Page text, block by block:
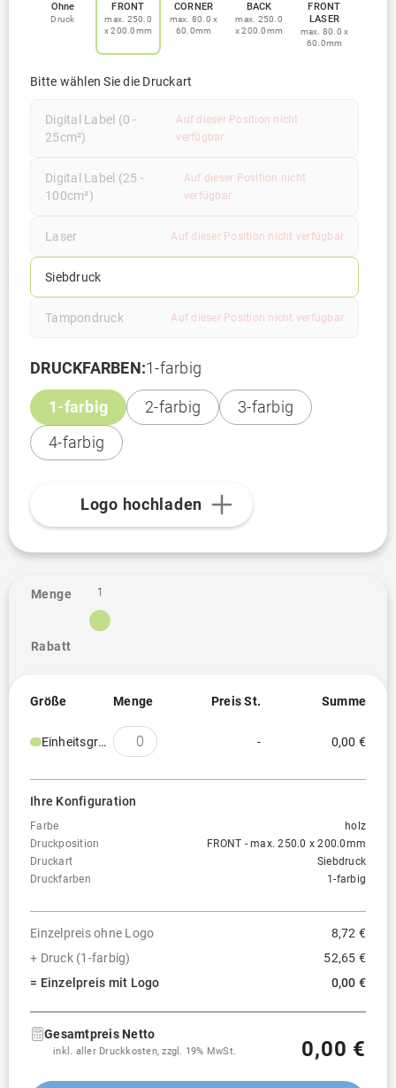
Ohne
Druck
FRONT
max. 250.0
x 200.0mm
CORNER
max. 80.0 x
60.0mm
BACK
max. 250.0
x 200.0mm
FRONT
LASER
max. 80.0 x
60.0mm
Bitte wählen Sie die Druckart
Digital Label (0 -
25cm²)
Auf dieser Position nicht
verfügbar
Digital Label (25 -
100cm²)
Auf dieser Position nicht
verfügbar
Laser Auf dieser Position nicht verfügbar
Siebdruck
Tampondruck Auf dieser Position nicht verfügbar
DRUCKFARBEN:1-farbig
1-farbig 2-farbig
3-farbig
4-farbig
Logo hochladen
Menge
Rabatt
1
Größe Menge Preis St. Summe
Einheitsgröße - 0,00 €
Ihre Konfiguration
Farbe
holz
Druckposition
FRONT - max. 250.0 x 200.0mm
Druckart
Siebdruck
Druckfarben
1-farbig
Einzelpreis ohne Logo
8,72 €
+ Druck (1-farbig)
52,65 €
= Einzelpreis mit Logo
0,00 €
Gesamtpreis Netto
inkl. aller Druckkosten, zzgl. 19% MwSt. 0,00 €